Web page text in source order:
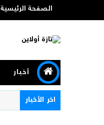
الصفحة الرئيسية
أخبار
اخر الأخبار